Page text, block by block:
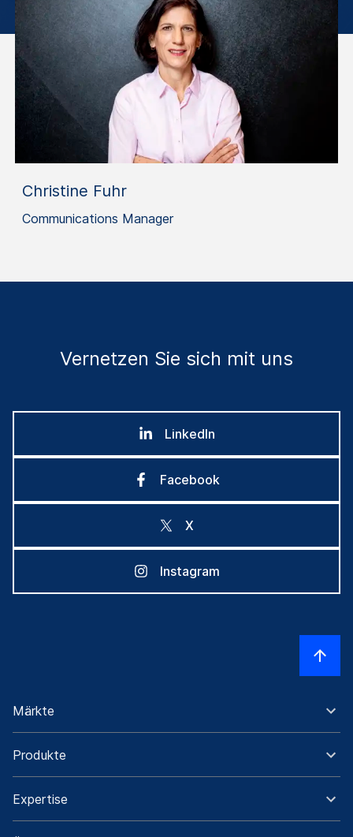
Christine Fuhr
Communications Manager
Vernetzen Sie sich mit uns
LinkedIn
Facebook
X
Instagram
Märkte
Produkte
Expertise